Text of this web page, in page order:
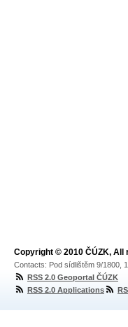
Copyright © 2010 ČÚZK, All
Contacts: Pod sídlištěm 9/1800,
RSS 2.0 Geoportal ČÚZK
RSS 2.0 Applications